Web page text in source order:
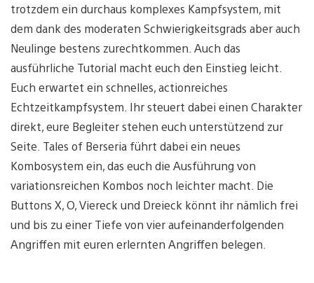
trotzdem ein durchaus komplexes Kampfsystem, mit
dem dank des moderaten Schwierigkeitsgrads aber auch
Neulinge bestens zurechtkommen. Auch das
ausführliche Tutorial macht euch den Einstieg leicht.
Euch erwartet ein schnelles, actionreiches
Echtzeitkampfsystem. Ihr steuert dabei einen Charakter
direkt, eure Begleiter stehen euch unterstützend zur
Seite. Tales of Berseria führt dabei ein neues
Kombosystem ein, das euch die Ausführung von
variationsreichen Kombos noch leichter macht. Die
Buttons X, O, Viereck und Dreieck könnt ihr nämlich frei
und bis zu einer Tiefe von vier aufeinanderfolgenden
Angriffen mit euren erlernten Angriffen belegen.